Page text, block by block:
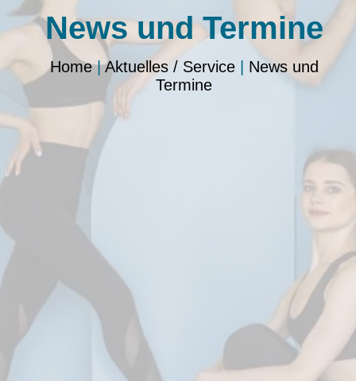
News und Termine
Home|Aktuelles / Service| News und
Termine